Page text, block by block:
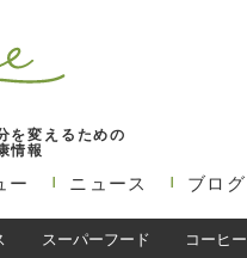
を変えるための
情報
ー ニュース ブログ
スーパーフード コーヒー